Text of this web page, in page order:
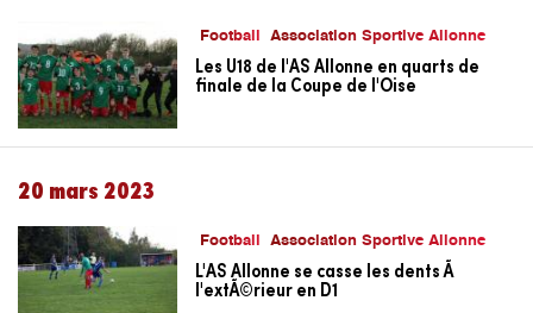
Football Association Sportive Allonne
Les U18 de l'AS Allonne en quarts de
finale de la Coupe de l'Oise
20 mars 2023
Football Association Sportive Allonne
L'AS Allonne se casse les dents Ã
l'extÃ©rieur en D1